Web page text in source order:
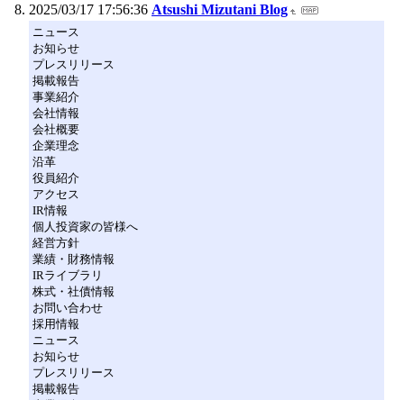
2025/03/17 17:56:36 Atsushi Mizutani Blog
ニュース
お知らせ
プレスリリース
掲載報告
事業紹介
会社情報
会社概要
企業理念
沿革
役員紹介
アクセス
IR情報
個人投資家の皆様へ
経営方針
業績・財務情報
IRライブラリ
株式・社債情報
お問い合わせ
採用情報
ニュース
お知らせ
プレスリリース
掲載報告